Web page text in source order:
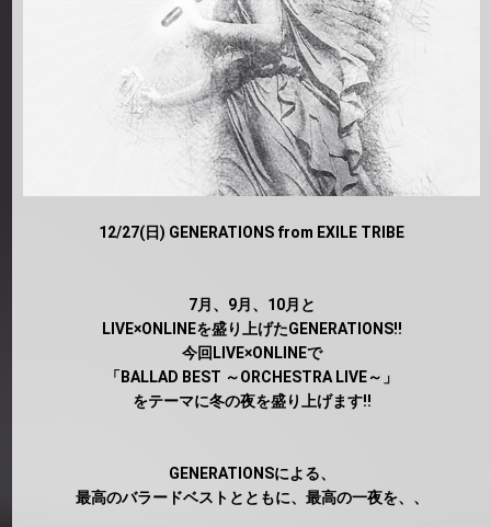
12/27(日) GENERATIONS from EXILE TRIBE
7月、9月、10月と
LIVE×ONLINEを盛り上げたGENERATIONS!!
今回LIVE×ONLINEで
「BALLAD BEST ～ORCHESTRA LIVE～」
をテーマに冬の夜を盛り上げます!!
GENERATIONSによる、
最高のバラードベストとともに、最高の一夜を、、